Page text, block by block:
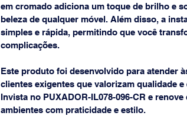
em cromado adiciona um toque de brilho e
beleza de qualquer móvel. Além disso, a
simples e rápida, permitindo que você
complicações.
Este produto foi desenvolvido para atender
clientes exigentes que valorizam qualidade e
Invista no PUXADOR-IL078-096-CR e
ambientes com praticidade e estilo.